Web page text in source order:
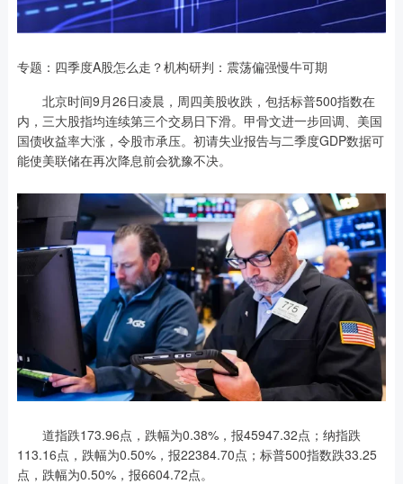
专题：四季度A股怎么走？机构研判：震荡偏强慢牛可期
北京时间9月26日凌晨，周四美股收跌，包括标普500指数在
内，三大股指均连续第三个交易日下滑。甲骨文进一步回调、美国
国债收益率大涨，令股市承压。初请失业报告与二季度GDP数据可
能使美联储在再次降息前会犹豫不决。
道指跌173.96点，跌幅为0.38%，报45947.32点；纳指跌
113.16点，跌幅为0.50%，报22384.70点；标普500指数跌33.25
点，跌幅为0.50%，报6604.72点。